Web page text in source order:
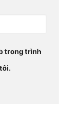
trong trình